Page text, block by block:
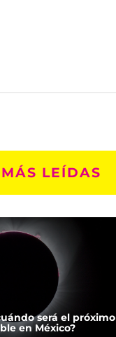
LEÍDAS
será el próximo
en México?